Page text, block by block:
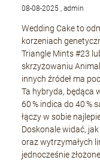
08-08-2025 , admin
Wedding Cake to
korzeniach
Triangle Mints #23
skrzyżowaniu
innych źródeł ma
Ta hybryda, będąca
60 % indica do 40 %
łączy w sobie
Doskonale widać,
oraz wytrzymałych
jednocześnie